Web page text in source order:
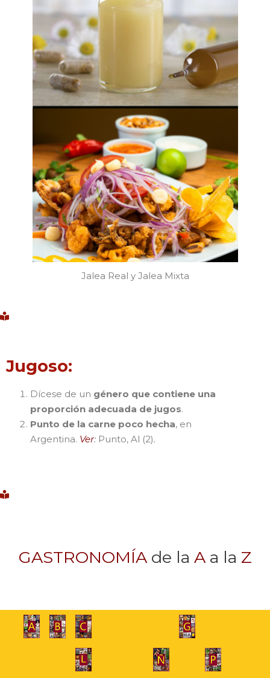
Jalea Real y Jalea Mixta
Jugoso:
Dícese de un género que contiene una
proporción adecuada de jugos.
Punto de la carne poco hecha, en
Argentina. Ver: Punto, Al (2).
GASTRONOMÍAde la Aa la Z